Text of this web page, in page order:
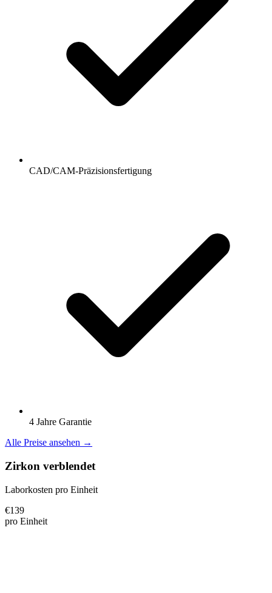
CAD/CAM-Präzisionsfertigung
4 Jahre Garantie
Alle Preise ansehen →
Zirkon verblendet
Laborkosten pro Einheit
€139
pro Einheit